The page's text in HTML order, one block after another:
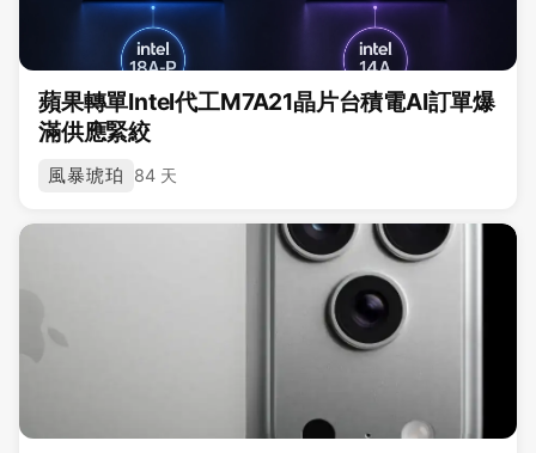
蘋果轉單Intel代工M7A21晶片台積電AI訂單爆
滿供應緊絞
風暴琥珀 84 天